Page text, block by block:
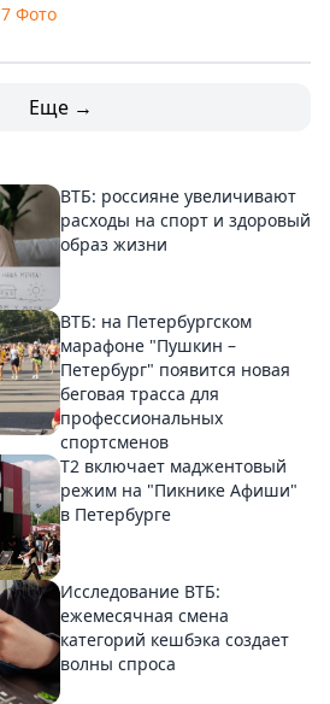
7 Фото
Еще →
ВТБ: россияне увеличивают
расходы на спорт и здоровый
образ жизни
ВТБ: на Петербургском
марафоне "Пушкин –
Петербург" появится новая
беговая трасса для
профессиональных
спортсменов
Т2 включает маджентовый
режим на "Пикнике Афиши"
в Петербурге
Исследование ВТБ:
ежемесячная смена
категорий кешбэка создает
волны спроса